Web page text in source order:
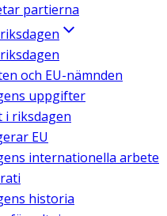
partierna
och EU-nämnden
uppgifter
i riksdagen
EU
internationella arbete
historia